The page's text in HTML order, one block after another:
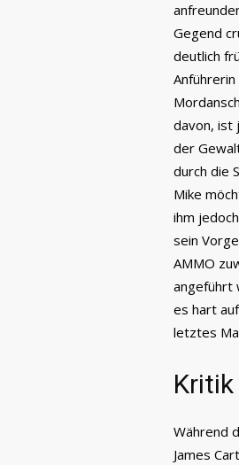
Gegend
deutlich
davon, ist
der
durch die
Mike
ihm
sein
AMMO
angeführt
es hart
letztes
Kritik
Während
James